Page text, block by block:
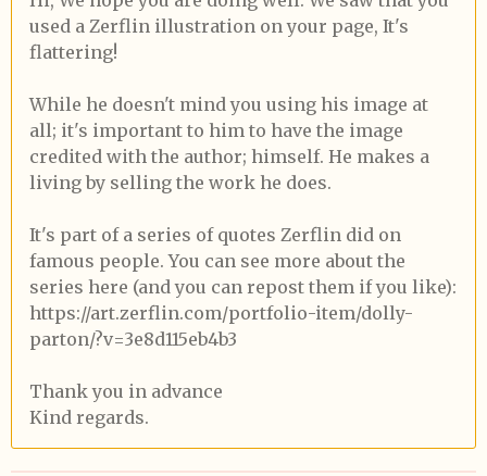
used a Zerflin illustration on your page, It's
flattering!
While he doesn't mind you using his image at
all; it's important to him to have the image
credited with the author; himself. He makes a
living by selling the work he does.
It's part of a series of quotes Zerflin did on
famous people. You can see more about the
series here (and you can repost them if you like):
https://art.zerflin.com/portfolio-item/dolly-
parton/?v=3e8d115eb4b3
Thank you in advance
Kind regards.